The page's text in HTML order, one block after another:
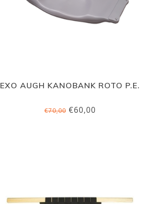
EXO AUGH KANOBANK ROTO P.E.
€70,00€60,00